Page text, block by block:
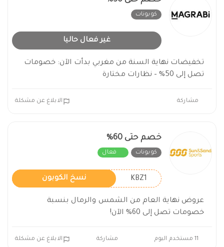
كوبونات
غير فعال حاليا
تخفيضات نهاية السنة من مغربي بدأت الآن: خصومات
تصل إلى 50% – نظارات مختارة
مشاركة الابلاغ عن مشكلة
خصم حتى 60%
كوبونات فعال
KBZ1 نسخ الكوبون
عروض نهاية العام من الشمس والرمال بنسبة
خصومات تصل إلى 60% الآن!
11 مستخدم اليوم مشاركة الابلاغ عن مشكلة